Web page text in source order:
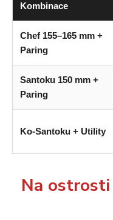
Kombinace
Chef 155–165 mm +
Paring
Santoku 150 mm +
Paring
Ko-Santoku + Utility
Na ostrosti